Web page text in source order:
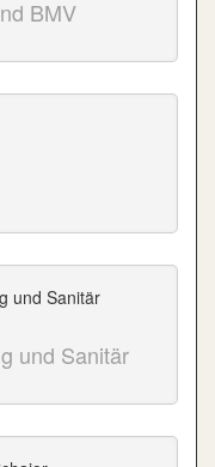
BMV
und Sanitär